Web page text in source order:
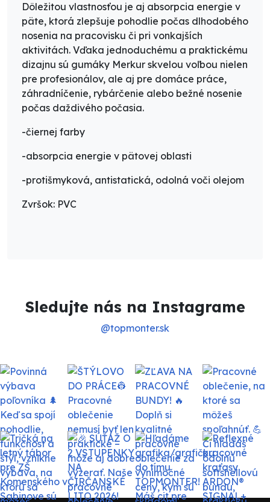
Dôležitou vlastnosťou je aj absorpcia energie v
päte, ktorá zlepšuje pohodlie počas dlhodobého
nosenia na pracovisku či pri vonkajších
aktivitách. Vďaka jednoduchému a praktickému
dizajnu sú gumáky Merkur skvelou voľbou nielen
pre profesionálov, ale aj pre domáce práce,
záhradníčenie, rybárčenie alebo bežné nosenie
počas daždivého počasia.
-čiernej farby
-absorpcia energie v pätovej oblasti
-protišmyková, antistatická, odolná voči olejom
Zvršok: PVC
Sledujte nás na Instagrame
@topmonter.sk